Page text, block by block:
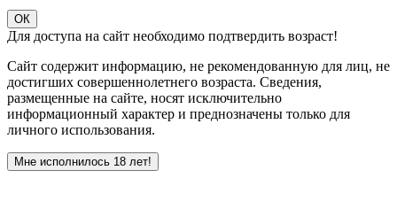
ОК
Для доступа на сайт необходимо подтвердить возраст!
Сайт содержит информацию, не рекомендованную для лиц, не
достигших совершеннолетнего возраста. Сведения,
размещенные на сайте, носят исключительно
информационный характер и преднозначены только для
личного использования.
Мне исполнилось 18 лет!